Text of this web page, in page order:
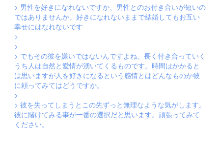
> 男性を好きになれないですか、男性とのお付き合いが短いの
ではありませんか。好きになれないままで結婚してもお互い
幸せにはなれないです
>
>
> でもその彼を嫌いではないんですよね。長く付き合っていく
うち人は自然と愛情が湧いてくるものです。時間はかかると
は思いますが人を好きになるという感情とはどんなものか彼
に頼ってみてはどうですか。
>
> 彼を失ってしまうとこの先ずっと無理なような気がします。
彼に賭けてみる事が一番の選択だと思います。頑張ってみて
ください。